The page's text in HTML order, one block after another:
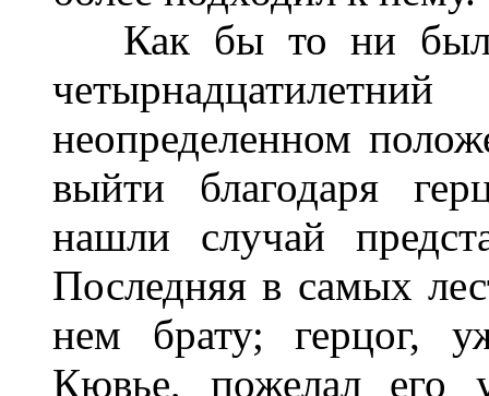
Как бы то ни было,
неопределенном
выйти благодаря
нашли случай
Последняя в самых
нем брату; герцог,
Кювье, пожелал его